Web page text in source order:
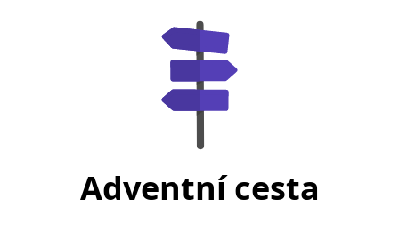
Adventní cesta